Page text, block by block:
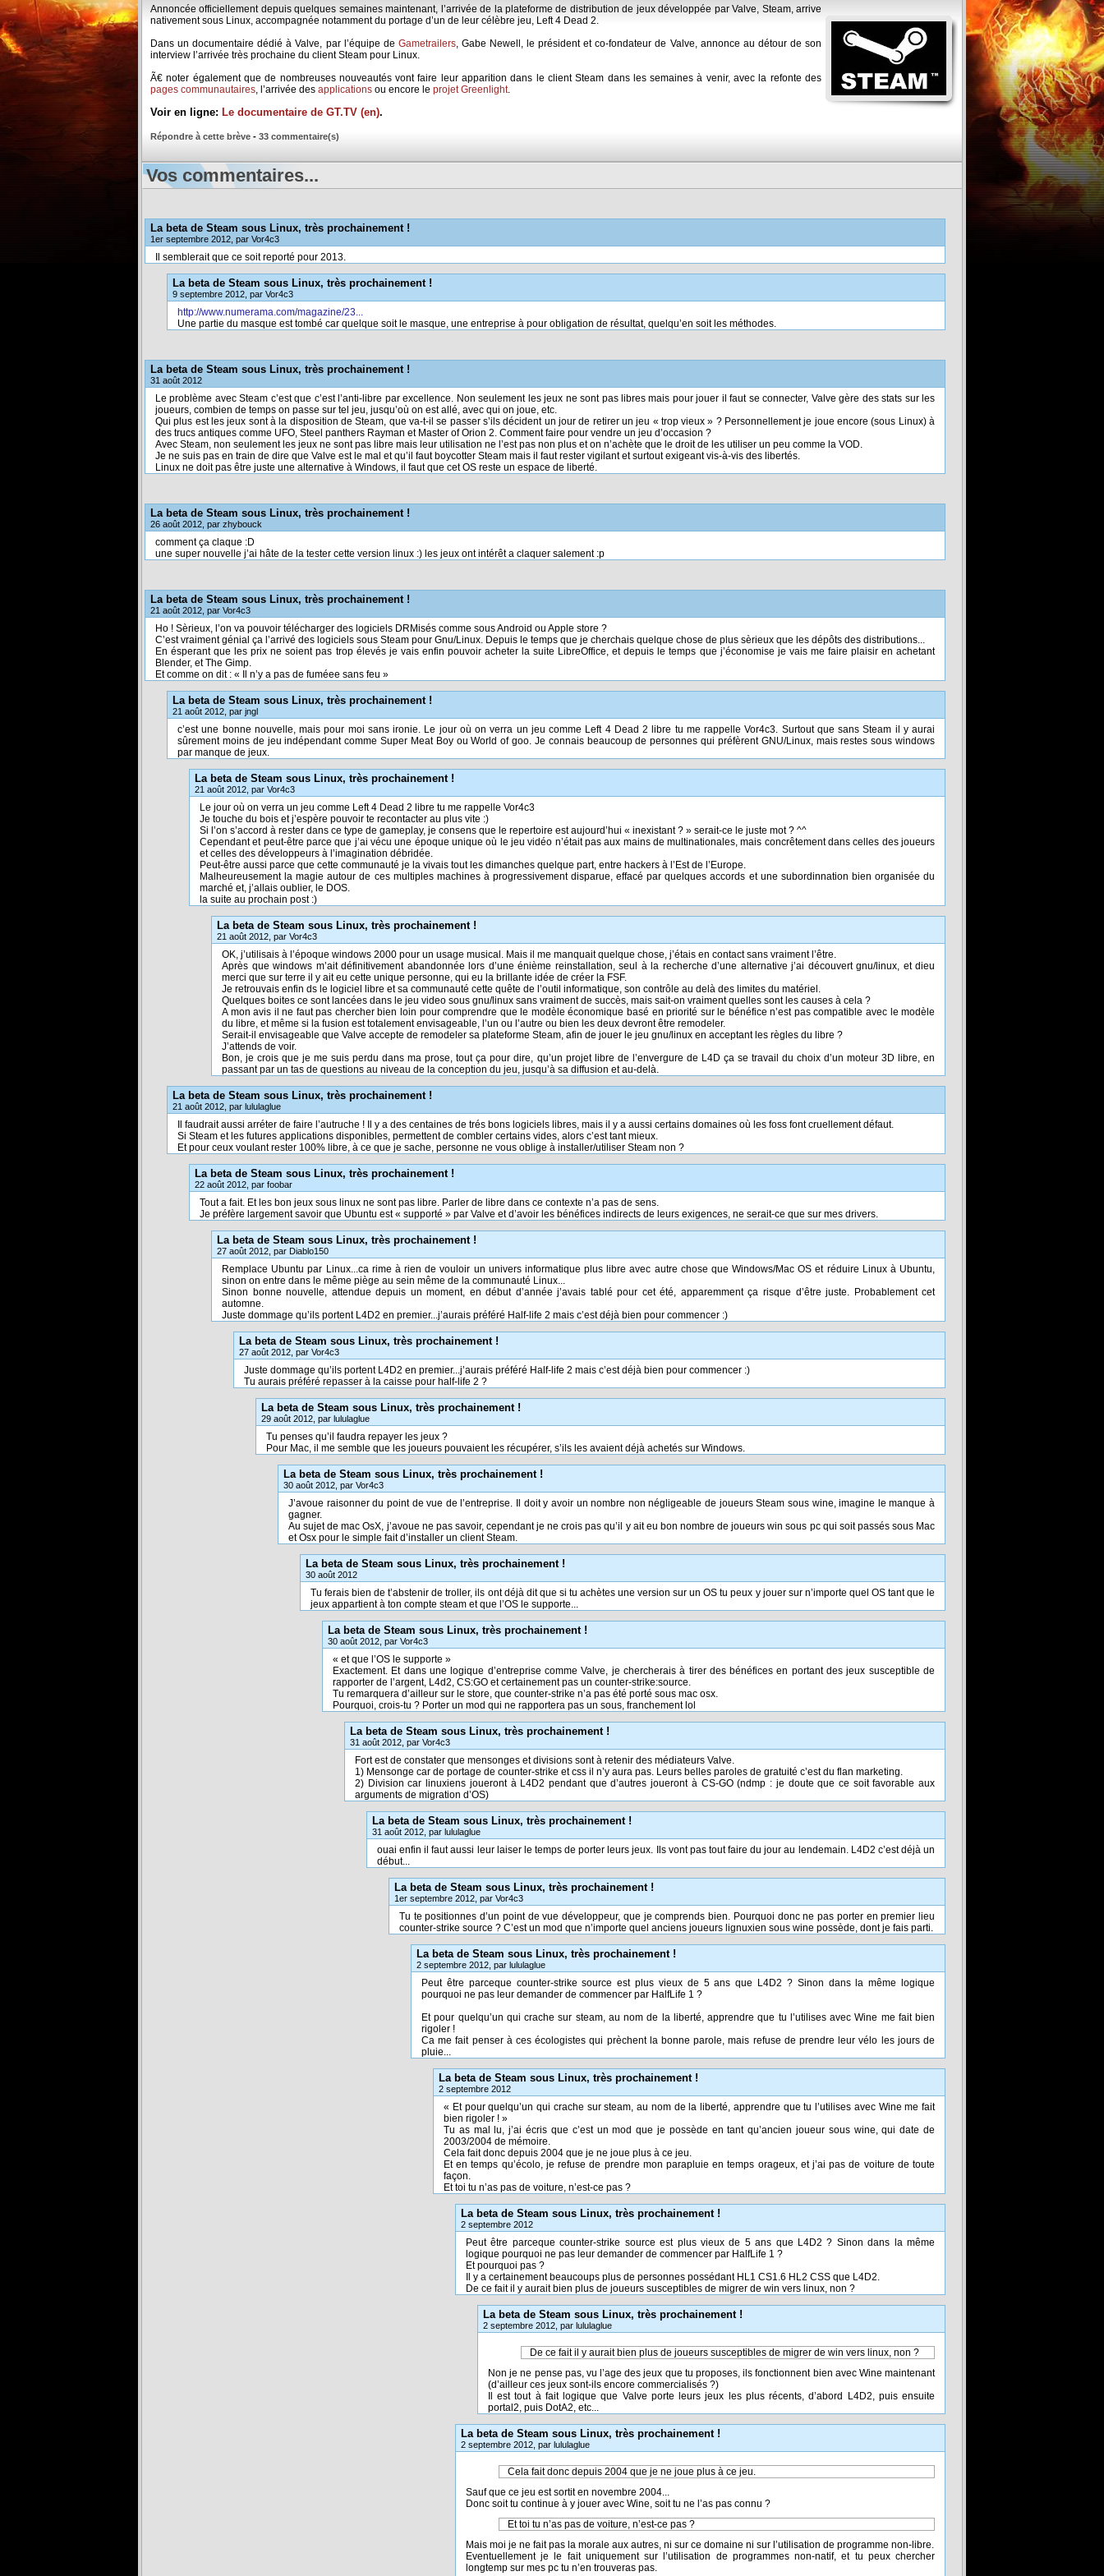
Annoncée officiellement depuis quelques semaines maintenant, l’arrivée de la plateforme de distribution de jeux développée par Valve, Steam, arrive
nativement sous Linux, accompagnée notamment du portage d’un de leur célèbre jeu, Left 4 Dead 2.
Dans un documentaire dédié à Valve, par l’équipe de Gametrailers, Gabe Newell, le président et co-fondateur de Valve, annonce au détour de son
interview l’arrivée très prochaine du client Steam pour Linux.
Ã€ noter également que de nombreuses nouveautés vont faire leur apparition dans le client Steam dans les semaines à venir, avec la refonte des
pages communautaires, l’arrivée des applications ou encore le projet Greenlight.
Voir en ligne: Le documentaire de GT.TV (en).
Répondre à cette brève - 33 commentaire(s)
Vos commentaires...
La beta de Steam sous Linux, très prochainement !
1er septembre 2012, par Vor4c3
Il semblerait que ce soit reporté pour 2013.
La beta de Steam sous Linux, très prochainement !
9 septembre 2012, par Vor4c3
http://www.numerama.com/magazine/23...
Une partie du masque est tombé car quelque soit le masque, une entreprise à pour obligation de résultat, quelqu’en soit les méthodes.
La beta de Steam sous Linux, très prochainement !
31 août 2012
Le problème avec Steam c’est que c’est l’anti-libre par excellence. Non seulement les jeux ne sont pas libres mais pour jouer il faut se connecter, Valve gère des stats sur les
joueurs, combien de temps on passe sur tel jeu, jusqu’où on est allé, avec qui on joue, etc.
Qui plus est les jeux sont à la disposition de Steam, que va-t-il se passer s’ils décident un jour de retirer un jeu « trop vieux » ? Personnellement je joue encore (sous Linux) à
des trucs antiques comme UFO, Steel panthers Rayman et Master of Orion 2. Comment faire pour vendre un jeu d’occasion ?
Avec Steam, non seulement les jeux ne sont pas libre mais leur utilisation ne l’est pas non plus et on n’achète que le droit de les utiliser un peu comme la VOD.
Je ne suis pas en train de dire que Valve est le mal et qu’il faut boycotter Steam mais il faut rester vigilant et surtout exigeant vis-à-vis des libertés.
Linux ne doit pas être juste une alternative à Windows, il faut que cet OS reste un espace de liberté.
La beta de Steam sous Linux, très prochainement !
26 août 2012, par zhybouck
comment ça claque :D
une super nouvelle j’ai hâte de la tester cette version linux :) les jeux ont intérêt a claquer salement :p
La beta de Steam sous Linux, très prochainement !
21 août 2012, par Vor4c3
Ho ! Sèrieux, l’on va pouvoir télécharger des logiciels DRMisés comme sous Android ou Apple store ?
C’est vraiment génial ça l’arrivé des logiciels sous Steam pour Gnu/Linux. Depuis le temps que je cherchais quelque chose de plus sèrieux que les dépôts des distributions...
En ésperant que les prix ne soient pas trop élevés je vais enfin pouvoir acheter la suite LibreOffice, et depuis le temps que j’économise je vais me faire plaisir en achetant
Blender, et The Gimp.
Et comme on dit : « Il n’y a pas de fuméee sans feu »
La beta de Steam sous Linux, très prochainement !
21 août 2012, par jngl
c’est une bonne nouvelle, mais pour moi sans ironie. Le jour où on verra un jeu comme Left 4 Dead 2 libre tu me rappelle Vor4c3. Surtout que sans Steam il y aurai
sûrement moins de jeu indépendant comme Super Meat Boy ou World of goo. Je connais beaucoup de personnes qui préfèrent GNU/Linux, mais restes sous windows
par manque de jeux.
La beta de Steam sous Linux, très prochainement !
21 août 2012, par Vor4c3
Le jour où on verra un jeu comme Left 4 Dead 2 libre tu me rappelle Vor4c3
Je touche du bois et j’espère pouvoir te recontacter au plus vite :)
Si l’on s’accord à rester dans ce type de gameplay, je consens que le repertoire est aujourd’hui « inexistant ? » serait-ce le juste mot ? ^^
Cependant et peut-être parce que j’ai vécu une époque unique où le jeu vidéo n’était pas aux mains de multinationales, mais concrêtement dans celles des joueurs
et celles des développeurs à l’imagination débridée.
Peut-être aussi parce que cette communauté je la vivais tout les dimanches quelque part, entre hackers à l’Est de l’Europe.
Malheureusement la magie autour de ces multiples machines à progressivement disparue, effacé par quelques accords et une subordinnation bien organisée du
marché et, j’allais oublier, le DOS.
la suite au prochain post :)
La beta de Steam sous Linux, très prochainement !
21 août 2012, par Vor4c3
OK, j’utilisais à l’époque windows 2000 pour un usage musical. Mais il me manquait quelque chose, j’étais en contact sans vraiment l’être.
Après que windows m’ait définitivement abandonnée lors d’une énième reinstallation, seul à la recherche d’une alternative j’ai découvert gnu/linux, et dieu
merci que sur terre il y ait eu cette unique personne, qui eu la brillante idée de créer la FSF.
Je retrouvais enfin ds le logiciel libre et sa communauté cette quête de l’outil informatique, son contrôle au delà des limites du matériel.
Quelques boites ce sont lancées dans le jeu video sous gnu/linux sans vraiment de succès, mais sait-on vraiment quelles sont les causes à cela ?
A mon avis il ne faut pas chercher bien loin pour comprendre que le modèle économique basé en priorité sur le bénéfice n’est pas compatible avec le modèle
du libre, et même si la fusion est totalement envisageable, l’un ou l’autre ou bien les deux devront être remodeler.
Serait-il envisageable que Valve accepte de remodeler sa plateforme Steam, afin de jouer le jeu gnu/linux en acceptant les règles du libre ?
J’attends de voir.
Bon, je crois que je me suis perdu dans ma prose, tout ça pour dire, qu’un projet libre de l’envergure de L4D ça se travail du choix d’un moteur 3D libre, en
passant par un tas de questions au niveau de la conception du jeu, jusqu’à sa diffusion et au-delà.
La beta de Steam sous Linux, très prochainement !
21 août 2012, par lululaglue
Il faudrait aussi arréter de faire l’autruche ! Il y a des centaines de trés bons logiciels libres, mais il y a aussi certains domaines où les foss font cruellement défaut.
Si Steam et les futures applications disponibles, permettent de combler certains vides, alors c’est tant mieux.
Et pour ceux voulant rester 100% libre, à ce que je sache, personne ne vous oblige à installer/utiliser Steam non ?
La beta de Steam sous Linux, très prochainement !
22 août 2012, par foobar
Tout a fait. Et les bon jeux sous linux ne sont pas libre. Parler de libre dans ce contexte n’a pas de sens.
Je préfère largement savoir que Ubuntu est « supporté » par Valve et d’avoir les bénéfices indirects de leurs exigences, ne serait-ce que sur mes drivers.
La beta de Steam sous Linux, très prochainement !
27 août 2012, par Diablo150
Remplace Ubuntu par Linux...ca rime à rien de vouloir un univers informatique plus libre avec autre chose que Windows/Mac OS et réduire Linux à Ubuntu,
sinon on entre dans le même piège au sein même de la communauté Linux...
Sinon bonne nouvelle, attendue depuis un moment, en début d’année j’avais tablé pour cet été, apparemment ça risque d’être juste. Probablement cet
automne.
Juste dommage qu’ils portent L4D2 en premier...j’aurais préféré Half-life 2 mais c’est déjà bien pour commencer :)
La beta de Steam sous Linux, très prochainement !
27 août 2012, par Vor4c3
Juste dommage qu’ils portent L4D2 en premier...j’aurais préféré Half-life 2 mais c’est déjà bien pour commencer :)
Tu aurais préféré repasser à la caisse pour half-life 2 ?
La beta de Steam sous Linux, très prochainement !
29 août 2012, par lululaglue
Tu penses qu’il faudra repayer les jeux ?
Pour Mac, il me semble que les joueurs pouvaient les récupérer, s’ils les avaient déjà achetés sur Windows.
La beta de Steam sous Linux, très prochainement !
30 août 2012, par Vor4c3
J’avoue raisonner du point de vue de l’entreprise. Il doit y avoir un nombre non négligeable de joueurs Steam sous wine, imagine le manque à
gagner.
Au sujet de mac OsX, j’avoue ne pas savoir, cependant je ne crois pas qu’il y ait eu bon nombre de joueurs win sous pc qui soit passés sous Mac
et Osx pour le simple fait d’installer un client Steam.
La beta de Steam sous Linux, très prochainement !
30 août 2012
Tu ferais bien de t’abstenir de troller, ils ont déjà dit que si tu achètes une version sur un OS tu peux y jouer sur n’importe quel OS tant que le
jeux appartient à ton compte steam et que l’OS le supporte...
La beta de Steam sous Linux, très prochainement !
30 août 2012, par Vor4c3
« et que l’OS le supporte »
Exactement. Et dans une logique d’entreprise comme Valve, je chercherais à tirer des bénéfices en portant des jeux susceptible de
rapporter de l’argent, L4d2, CS:GO et certainement pas un counter-strike:source.
Tu remarquera d’ailleur sur le store, que counter-strike n’a pas été porté sous mac osx.
Pourquoi, crois-tu ? Porter un mod qui ne rapportera pas un sous, franchement lol
La beta de Steam sous Linux, très prochainement !
31 août 2012, par Vor4c3
Fort est de constater que mensonges et divisions sont à retenir des médiateurs Valve.
1) Mensonge car de portage de counter-strike et css il n’y aura pas. Leurs belles paroles de gratuité c’est du flan marketing.
2) Division car linuxiens joueront à L4D2 pendant que d’autres joueront à CS-GO (ndmp : je doute que ce soit favorable aux
arguments de migration d’OS)
La beta de Steam sous Linux, très prochainement !
31 août 2012, par lululaglue
ouai enfin il faut aussi leur laiser le temps de porter leurs jeux. Ils vont pas tout faire du jour au lendemain. L4D2 c’est déjà un
début...
La beta de Steam sous Linux, très prochainement !
1er septembre 2012, par Vor4c3
Tu te positionnes d’un point de vue développeur, que je comprends bien. Pourquoi donc ne pas porter en premier lieu
counter-strike source ? C’est un mod que n’importe quel anciens joueurs lignuxien sous wine possède, dont je fais parti.
La beta de Steam sous Linux, très prochainement !
2 septembre 2012, par lululaglue
Peut être parceque counter-strike source est plus vieux de 5 ans que L4D2 ? Sinon dans la même logique
pourquoi ne pas leur demander de commencer par HalfLife 1 ?
Et pour quelqu’un qui crache sur steam, au nom de la liberté, apprendre que tu l’utilises avec Wine me fait bien
rigoler !
Ca me fait penser à ces écologistes qui prèchent la bonne parole, mais refuse de prendre leur vélo les jours de
pluie...
La beta de Steam sous Linux, très prochainement !
2 septembre 2012
« Et pour quelqu’un qui crache sur steam, au nom de la liberté, apprendre que tu l’utilises avec Wine me fait
bien rigoler ! »
Tu as mal lu, j’ai écris que c’est un mod que je possède en tant qu’ancien joueur sous wine, qui date de
2003/2004 de mémoire.
Cela fait donc depuis 2004 que je ne joue plus à ce jeu.
Et en temps qu’écolo, je refuse de prendre mon parapluie en temps orageux, et j’ai pas de voiture de toute
façon.
Et toi tu n’as pas de voiture, n’est-ce pas ?
La beta de Steam sous Linux, très prochainement !
2 septembre 2012
Peut être parceque counter-strike source est plus vieux de 5 ans que L4D2 ? Sinon dans la même
logique pourquoi ne pas leur demander de commencer par HalfLife 1 ?
Et pourquoi pas ?
Il y a certainement beaucoups plus de personnes possédant HL1 CS1.6 HL2 CSS que L4D2.
De ce fait il y aurait bien plus de joueurs susceptibles de migrer de win vers linux, non ?
La beta de Steam sous Linux, très prochainement !
2 septembre 2012, par lululaglue
De ce fait il y aurait bien plus de joueurs susceptibles de migrer de win vers linux, non ?
Non je ne pense pas, vu l’age des jeux que tu proposes, ils fonctionnent bien avec Wine maintenant
(d’ailleur ces jeux sont-ils encore commercialisés ?)
Il est tout à fait logique que Valve porte leurs jeux les plus récents, d’abord L4D2, puis ensuite
portal2, puis DotA2, etc...
La beta de Steam sous Linux, très prochainement !
2 septembre 2012, par lululaglue
Cela fait donc depuis 2004 que je ne joue plus à ce jeu.
Sauf que ce jeu est sortit en novembre 2004...
Donc soit tu continue à y jouer avec Wine, soit tu ne l’as pas connu ?
Et toi tu n’as pas de voiture, n’est-ce pas ?
Mais moi je ne fait pas la morale aux autres, ni sur ce domaine ni sur l’utilisation de programme non-libre.
Eventuellement je le fait uniquement sur l’utilisation de programmes non-natif, et tu peux chercher
longtemp sur mes pc tu n’en trouveras pas.